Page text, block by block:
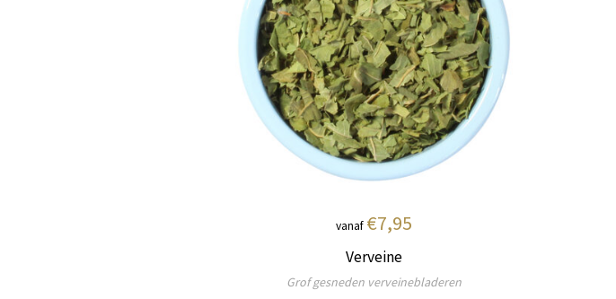
vanaf €7,95
Verveine
Grof gesneden verveinebladeren